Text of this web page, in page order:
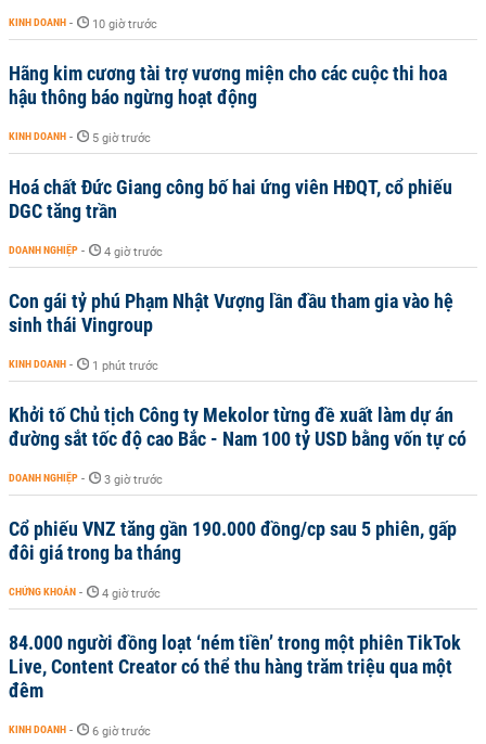
KINH DOANH - 10 giờ trước
Hãng kim cương tài trợ vương miện cho các cuộc thi hoa
hậu thông báo ngừng hoạt động
KINH DOANH - 5 giờ trước
Hoá chất Đức Giang công bố hai ứng viên HĐQT, cổ phiếu
DGC tăng trần
DOANH NGHIỆP - 4 giờ trước
Con gái tỷ phú Phạm Nhật Vượng lần đầu tham gia vào hệ
sinh thái Vingroup
KINH DOANH - 1 phút trước
Khởi tố Chủ tịch Công ty Mekolor từng đề xuất làm dự án
đường sắt tốc độ cao Bắc - Nam 100 tỷ USD bằng vốn tự có
DOANH NGHIỆP - 3 giờ trước
Cổ phiếu VNZ tăng gần 190.000 đồng/cp sau 5 phiên, gấp
đôi giá trong ba tháng
CHỨNG KHOÁN - 4 giờ trước
84.000 người đồng loạt ‘ném tiền’ trong một phiên TikTok
Live, Content Creator có thể thu hàng trăm triệu qua một
đêm
KINH DOANH - 6 giờ trước